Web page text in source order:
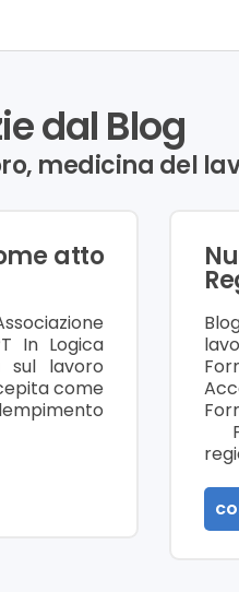
dal Blog
medicina del
atto
In Logica
sul lavoro
come